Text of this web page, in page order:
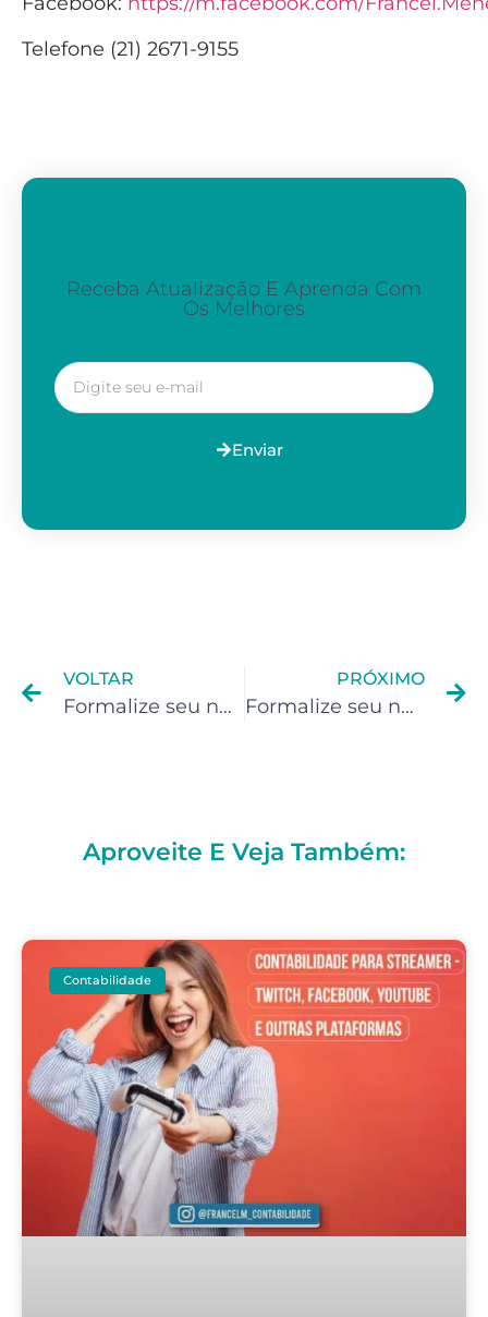
Telefone (21) 2671-9155
Receba Atualização E Aprenda Com
Os Melhores
Enviar
VOLTAR
Formalize seu negócio como Freelancer
PRÓXIMO
Formalize seu negócio como Designer Gráfico
Aproveite E Veja Também:
Contabilidade